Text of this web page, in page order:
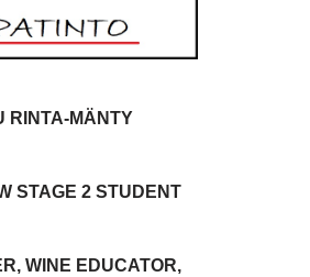
RINTA-MÄNTY
STAGE 2 STUDENT
WINE EDUCATOR,